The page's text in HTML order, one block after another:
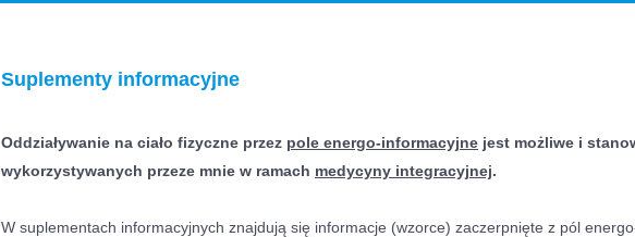
Suplementy informacyjne
Oddziaływanie na ciało fizyczne przez pole energo-informacyjne jest możliwe i
wykorzystywanych przeze mnie w ramach medycyny integracyjnej.
W suplementach informacyjnych znajdują się informacje (wzorce) zaczerpnięte z pól